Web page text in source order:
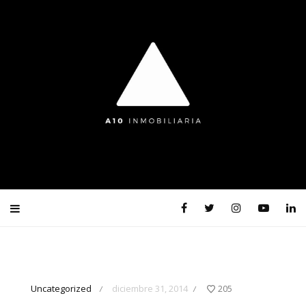
Uncategorized / diciembre 31, 2014 / 205